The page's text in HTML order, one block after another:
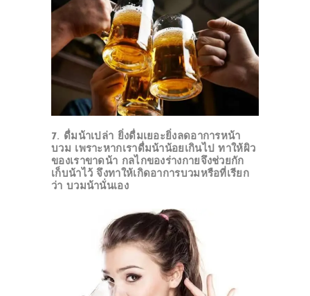
7. ดื่มน้าเปล่า ยิ่งดื่มเยอะยิ่งลดอาการหน้า
บวม เพราะหากเราดื่มน้าน้อยเกินไป ทาให้ผิว
ของเราขาดน้า กลไกของร่างกายจึงช่วยกัก
เก็บน้าไว้ จึงทาให้เกิดอาการบวมหรือที่เรียก
ว่า บวมน้านั่นเอง